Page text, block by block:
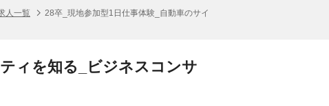
人一覧
28卒_現地参加型1日仕事体験_自動車のサイ
ィを知る_ビジネスコンサ